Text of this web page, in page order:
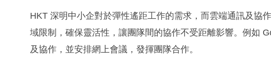
HKT 深明中小企對於彈性遙距工作的需求，而雲端通訊及協
域限制，確保靈活性，讓團隊間的協作不受距離影響。例如
及協作，並安排網上會議，發揮團隊合作。